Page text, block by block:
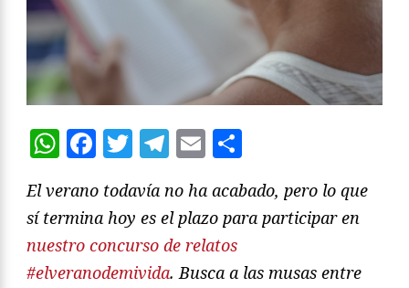
WhatsApp
Facebook
Twitter
Telegram
Email
El verano todavía no ha acabado, pero lo que
sí termina hoy es el plazo para participar en
nuestro concurso de relatos
#elveranodemivida. Busca a las musas entre